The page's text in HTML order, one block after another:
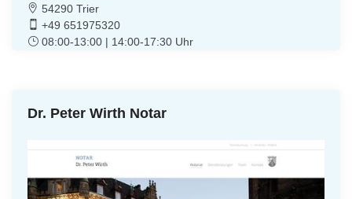
54290 Trier
+49 651975320
08:00-13:00 | 14:00-17:30 Uhr
Dr. Peter Wirth Notar